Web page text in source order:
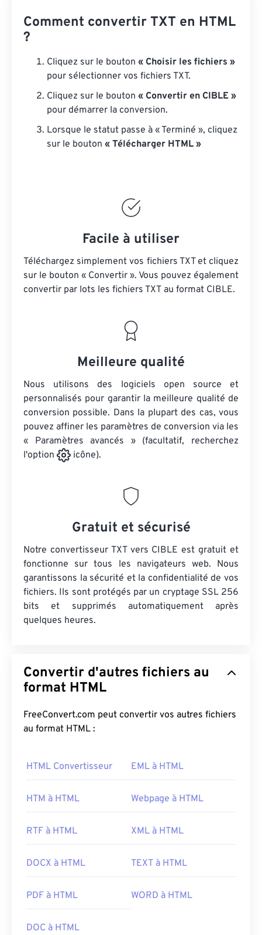
Comment convertir TXT en HTML
?
Cliquez sur le bouton « Choisir les fichiers »
pour sélectionner vos fichiers TXT.
Cliquez sur le bouton « Convertir en CIBLE »
pour démarrer la conversion.
Lorsque le statut passe à « Terminé », cliquez
sur le bouton « Télécharger HTML »
Facile à utiliser
Téléchargez simplement vos fichiers TXT et cliquez
sur le bouton « Convertir ». Vous pouvez également
convertir par lots les fichiers TXT au format CIBLE.
Meilleure qualité
Nous utilisons des logiciels open source et
personnalisés pour garantir la meilleure qualité de
conversion possible. Dans la plupart des cas, vous
pouvez affiner les paramètres de conversion via les
« Paramètres avancés » (facultatif, recherchez
l'option
icône).
Gratuit et sécurisé
Notre convertisseur TXT vers CIBLE est gratuit et
fonctionne sur tous les navigateurs web. Nous
garantissons la sécurité et la confidentialité de vos
fichiers. Ils sont protégés par un cryptage SSL 256
bits et supprimés automatiquement après
quelques heures.
Convertir d'autres fichiers au
format HTML
FreeConvert.com peut convertir vos autres fichiers
au format HTML :
HTML Convertisseur EML à HTML
HTM à HTML Webpage à HTML
RTF à HTML XML à HTML
DOCX à HTML TEXT à HTML
PDF à HTML WORD à HTML
DOC à HTML